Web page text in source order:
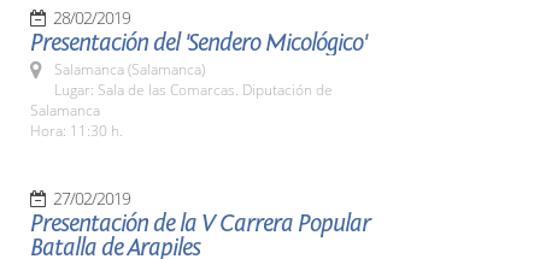
28/02/2019
Presentación del 'Sendero Micológico'
Salamanca (Salamanca)
Lugar: Sala de las Comarcas. Diputación de
Salamanca
Hora: 11:30 h.
27/02/2019
Presentación de la V Carrera Popular
Batalla de Arapiles